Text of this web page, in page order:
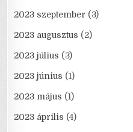
2023 szeptember (3)
2023 augusztus (2)
2023 július (3)
2023 június (1)
2023 május (1)
2023 április (4)